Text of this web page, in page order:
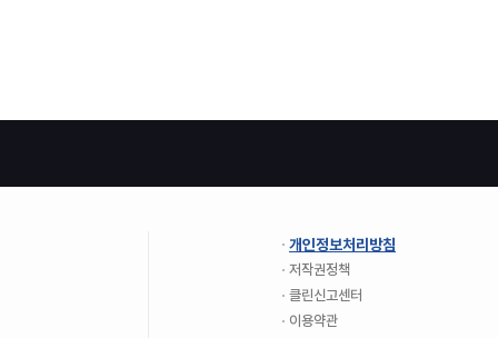
개인정보처리방침
저작권정책
클린신고센터
이용약관